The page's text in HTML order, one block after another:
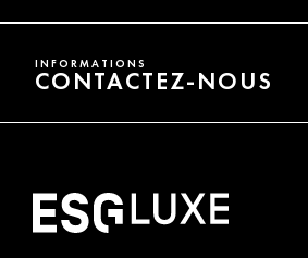
INFORMATIONS
CONTACTEZ-NOUS